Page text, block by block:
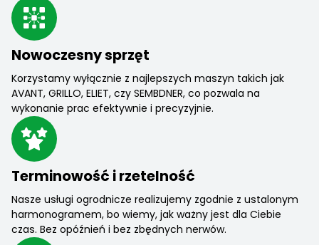
Nowoczesny sprzęt
Korzystamy wyłącznie z najlepszych maszyn takich jak
AVANT, GRILLO, ELIET, czy SEMBDNER, co pozwala na
wykonanie prac efektywnie i precyzyjnie.
Terminowość i rzetelność
Nasze usługi ogrodnicze realizujemy zgodnie z ustalonym
harmonogramem, bo wiemy, jak ważny jest dla Ciebie
czas. Bez opóźnień i bez zbędnych nerwów.